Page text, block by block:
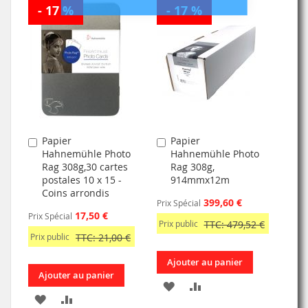
À
MA
LISTE
AU
COMPARATEUR
À
LISTE
D’ENVIE
AU
COMPARATEUR
- 17 %
Papier
Hahnemühle Photo
Rag 308g,30 cartes
postales 10 x 15 -
Coins arrondis
Prix Spécial 17,50 €
Prix public TTC: 21,00 €
Ajouter
au
panier
Ajouter au panier
AJOUTER
- 17 %
Papier
Hahnemühle Photo
Rag 308g,
914mmx12m
Prix Spécial 399,60 €
Prix public TTC: 479,52 €
Ajouter
au
panier
Ajouter au panier
AJOUTER